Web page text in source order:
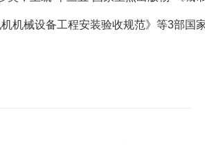
机械设备工程安装验收规范》等3部